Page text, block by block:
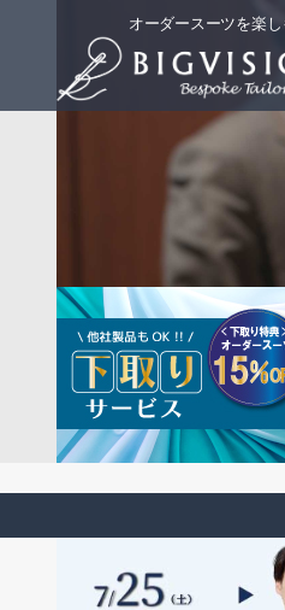
オーダースーツを楽し